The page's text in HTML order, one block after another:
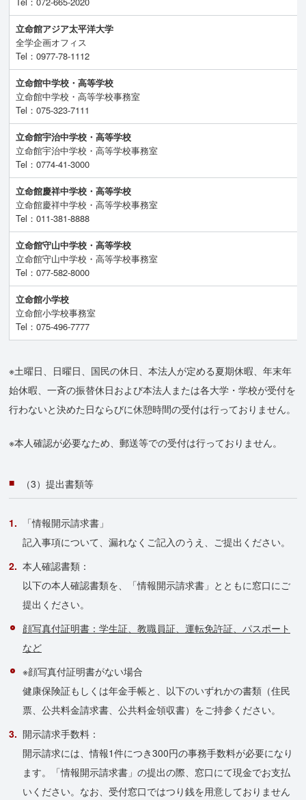
立命館アジア太平洋大学
全学企画オフィス
Tel：0977-78-1112
立命館中学校・高等学校
立命館中学校・高等学校事務室
Tel：075-323-7111
立命館宇治中学校・高等学校
立命館宇治中学校・高等学校事務室
Tel：0774-41-3000
立命館慶祥中学校・高等学校
立命館慶祥中学校・高等学校事務室
Tel：011-381-8888
立命館守山中学校・高等学校
立命館守山中学校・高等学校事務室
Tel：077-582-8000
立命館小学校
立命館小学校事務室
Tel：075-496-7777
※土曜日、日曜日、国民の休日、本法人が定める夏期休暇、年末年
始休暇、一斉の振替休日および本法人または各大学・学校が受付を
行わないと決めた日ならびに休憩時間の受付は行っておりません。
※本人確認が必要なため、郵送等での受付は行っておりません。
（3）提出書類等
「情報開示請求書」
記入事項について、漏れなくご記入のうえ、ご提出ください。
本人確認書類：
以下の本人確認書類を、「情報開示請求書」とともに窓口にご
提出ください。
顔写真付証明書：学生証、教職員証、運転免許証、パスポート
など
※顔写真付証明書がない場合
健康保険証もしくは年金手帳と、以下のいずれかの書類（住民
票、公共料金請求書、公共料金領収書）をご持参ください。
開示請求手数料：
開示請求には、情報1件につき300円の事務手数料が必要になり
ます。「情報開示請求書」の提出の際、窓口にて現金でお支払
いください。なお、受付窓口ではつり銭を用意しておりません